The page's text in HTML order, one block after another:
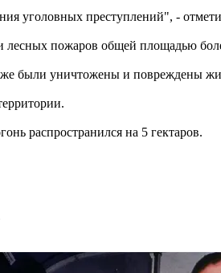
уголовных преступлений", -
лесных пожаров общей площадью
были уничтожены и повреждены
распространился на 5 гектаров.